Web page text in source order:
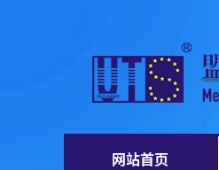
网站首页